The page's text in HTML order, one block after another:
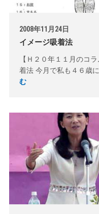
2008年11月24日
イメージ吸着法
【Ｈ２０年１１月のコ
着法 今月で私も４６歳
む